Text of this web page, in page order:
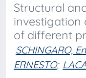
Structural
investigation
of different
SCHINGARO,
ERNESTO;